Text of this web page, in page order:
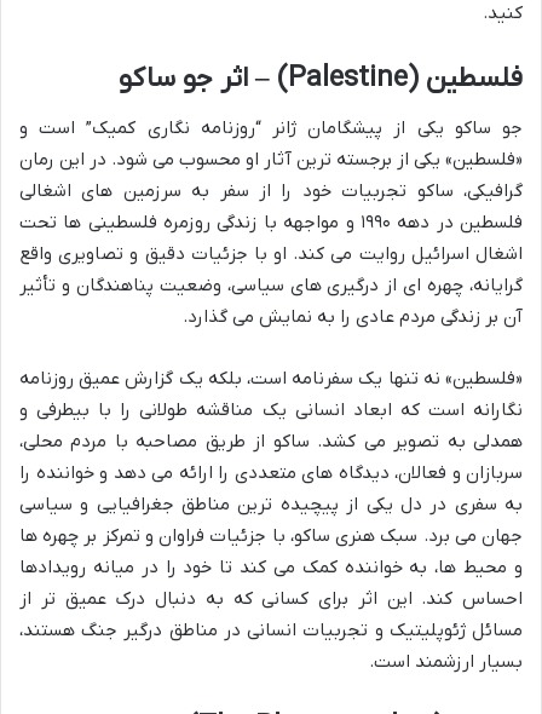
کنید.
فلسطین (Palestine) – اثر جو ساکو
جو ساکو یکی از پیشگامان ژانر “روزنامه نگاری کمیک” است و
«فلسطین» یکی از برجسته ترین آثار او محسوب می شود. در این رمان
گرافیکی، ساکو تجربیات خود را از سفر به سرزمین های اشغالی
فلسطین در دهه ۱۹۹۰ و مواجهه با زندگی روزمره فلسطینی ها تحت
اشغال اسرائیل روایت می کند. او با جزئیات دقیق و تصاویری واقع
گرایانه، چهره ای از درگیری های سیاسی، وضعیت پناهندگان و تأثیر
آن بر زندگی مردم عادی را به نمایش می گذارد.
«فلسطین» نه تنها یک سفرنامه است، بلکه یک گزارش عمیق روزنامه
نگارانه است که ابعاد انسانی یک مناقشه طولانی را با بیطرفی و
همدلی به تصویر می کشد. ساکو از طریق مصاحبه با مردم محلی،
سربازان و فعالان، دیدگاه های متعددی را ارائه می دهد و خواننده را
به سفری در دل یکی از پیچیده ترین مناطق جغرافیایی و سیاسی
جهان می برد. سبک هنری ساکو، با جزئیات فراوان و تمرکز بر چهره ها
و محیط ها، به خواننده کمک می کند تا خود را در میانه رویدادها
احساس کند. این اثر برای کسانی که به دنبال درک عمیق تر از
مسائل ژئوپلیتیک و تجربیات انسانی در مناطق درگیر جنگ هستند،
بسیار ارزشمند است.